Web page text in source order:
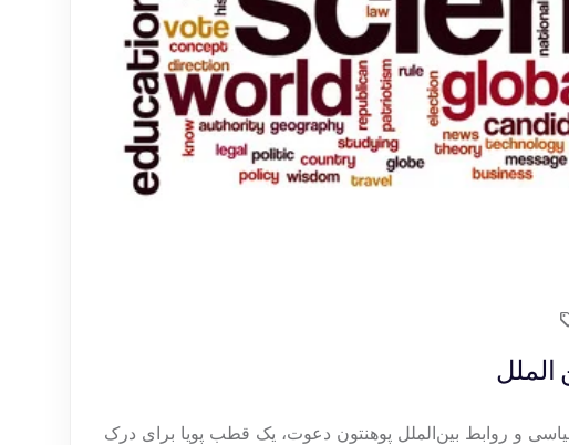
الملل
و روابط بین‌الملل پوهنتون دعوت، یک قطب پویا برای درک